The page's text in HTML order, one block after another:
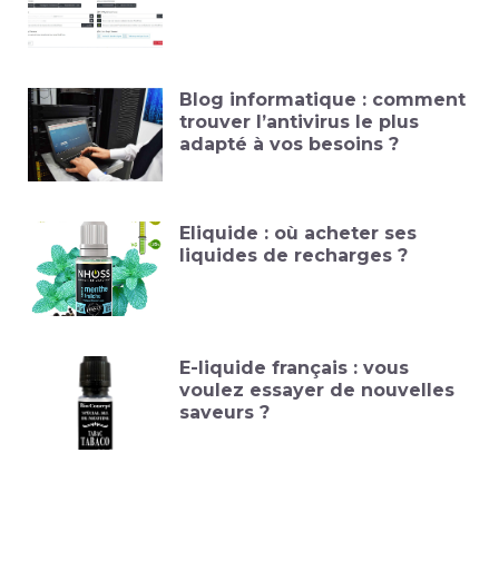
Blog informatique : comment
trouver l’antivirus le plus
adapté à vos besoins ?
Eliquide : où acheter ses
liquides de recharges ?
E-liquide français : vous
voulez essayer de nouvelles
saveurs ?